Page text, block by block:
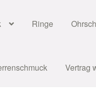
Ringe
Vertrag